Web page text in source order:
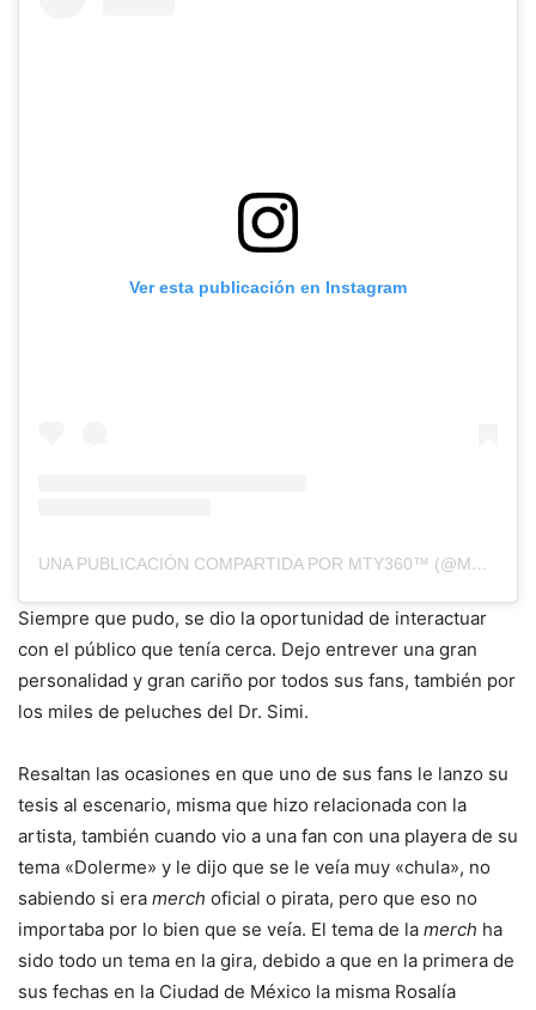
Ver esta publicación en Instagram
UNA PUBLICACIÓN COMPARTIDA POR MTY360™ (@MTY360)
Siempre que pudo, se dio la oportunidad de interactuar
con el público que tenía cerca. Dejo entrever una gran
personalidad y gran cariño por todos sus fans, también por
los miles de peluches del Dr. Simi.
Resaltan las ocasiones en que uno de sus fans le lanzo su
tesis al escenario, misma que hizo relacionada con la
artista, también cuando vio a una fan con una playera de su
tema «Dolerme» y le dijo que se le veía muy «chula», no
sabiendo si era merch oficial o pirata, pero que eso no
importaba por lo bien que se veía. El tema de la merch ha
sido todo un tema en la gira, debido a que en la primera de
sus fechas en la Ciudad de México la misma Rosalía